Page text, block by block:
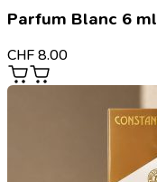
Parfum Blanc 6 ml
CHF 8.00